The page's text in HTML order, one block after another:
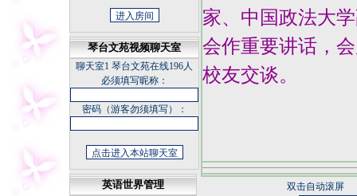
琴台文苑视频聊天室
聊天室1 琴台文苑在线196人
必须填写昵称：
密码（游客勿须填写）：
英语世界管理
家、中国政法大
会作重要讲话，
校友交谈。
双击自动滚屏